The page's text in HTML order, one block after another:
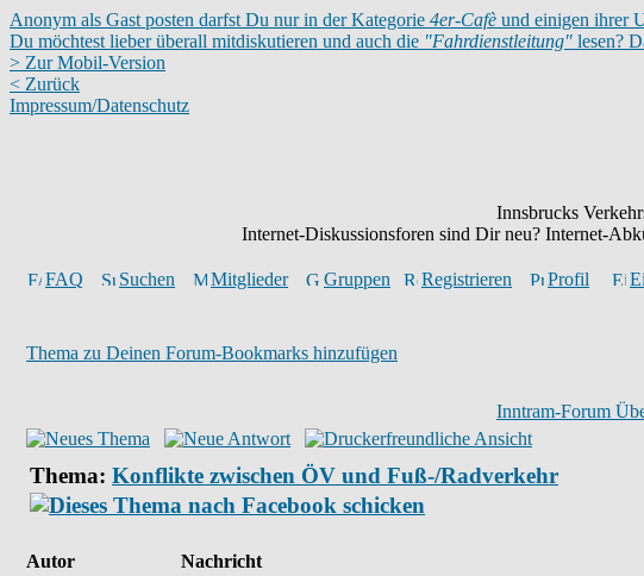
Anonym als Gast posten darfst Du nur in der Kategorie 4er-Cafè und einigen ihrer
Du möchtest lieber überall mitdiskutieren und auch die "Fahrdienstleitung" lesen?
> Zur Mobil-Version
< Zurück
Impressum/Datenschutz
Innsbrucks
Internet-Diskussionsforen sind Dir neu? Internet-
FAQ Suchen Mitglieder Gruppen Registrieren Profil
Thema zu Deinen Forum-Bookmarks hinzufügen
Inntram-Forum
Thema: Konflikte zwischen ÖV und Fuß-/Radverkehr
Autor
Nachricht